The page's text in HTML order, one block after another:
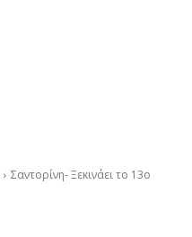
Σαντορίνη- Ξεκινάει το 13ο